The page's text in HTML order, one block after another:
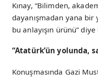
Kınay, “Bilimden,
dayanışmadan yana bir
bu anlayışın ürünü”
“Atatürk’ün yolunda,
Konuşmasında Gazi